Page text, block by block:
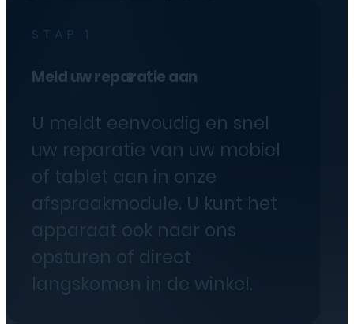
STAP 1
Meld uw reparatie aan
U meldt eenvoudig en snel
uw reparatie van uw mobiel
of tablet aan in onze
afspraakmodule. U kunt het
apparaat ook naar ons
opsturen of direct
langskomen in de winkel.